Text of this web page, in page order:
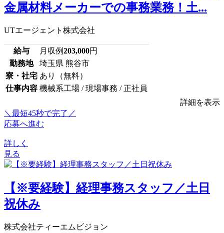
金属材料メーカーでの事務業務！土...
UTエージェント株式会社
給与 月収例203,000円
勤務地
埼玉県 熊谷市
寮・社宅 あり（無料）
仕事内容 機械系工場 / 現場事務 / 正社員
詳細を表示
＼最短45秒で完了／
応募へ進む
詳しく
見る
【※要経験】経理事務スタッフ／土日
祝休み
株式会社ティーエムビジョン